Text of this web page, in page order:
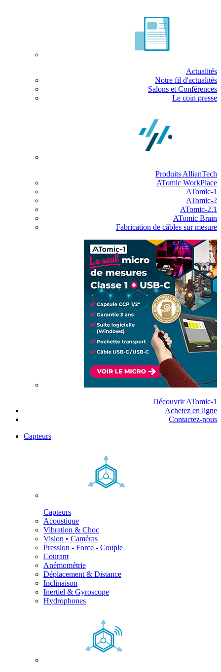
Actualités
Notre fil d'actualités
Salons et Conférences
Le coin presse
Produits AllianTech
ATomic WorkPlace
ATomic-1
ATomic-2
ATomic-2.1
ATomic Brain
Fabrication de câbles sur mesure
Découvrir ATomic-1
Achetez en ligne
Contactez-nous
Capteurs
Capteurs
Acoustique
Vibration & Choc
Vision • Caméras
Pression - Force - Couple
Courant
Anémométrie
Déplacement & Distance
Inclinaison
Inertiel & Gyroscope
Hydrophones